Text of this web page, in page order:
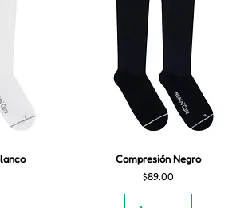
Compresión Negro
Precio
$89.00